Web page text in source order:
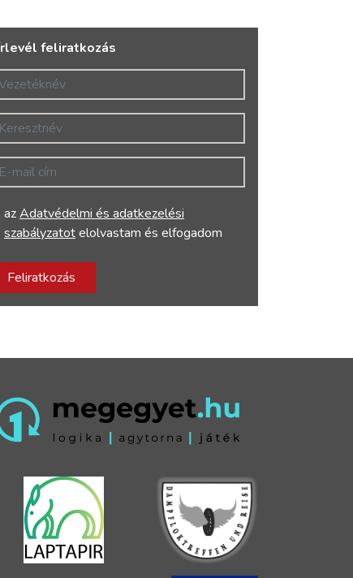
feliratkozás
mail cím
azAdatvédelmi és adatkezelési
szabályzatotelolvastam és elfogadom
Feliratkozás